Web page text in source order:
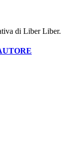
di Liber Liber.